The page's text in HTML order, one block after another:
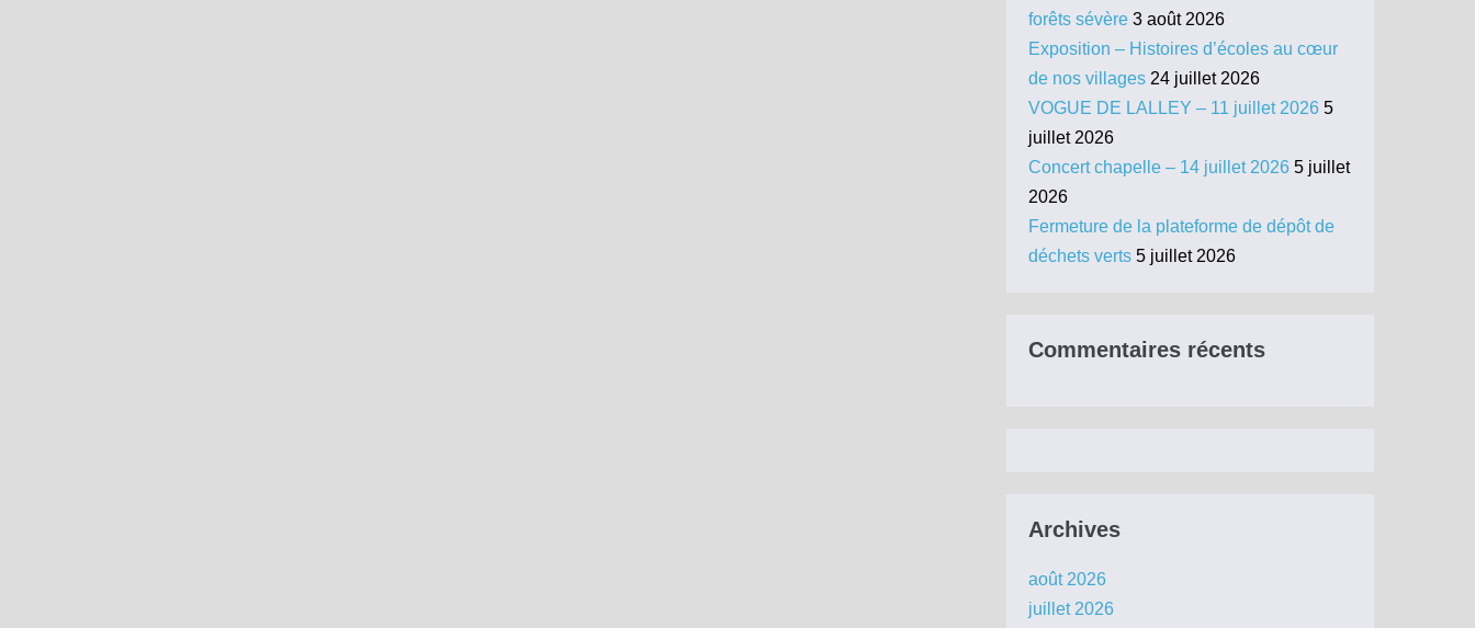
forêts sévère 3 août 2026
Exposition – Histoires d’écoles au cœur
de nos villages 24 juillet 2026
VOGUE DE LALLEY – 11 juillet 2026 5
juillet 2026
Concert chapelle – 14 juillet 2026 5 juillet
2026
Fermeture de la plateforme de dépôt de
déchets verts 5 juillet 2026
Commentaires récents
Archives
août 2026
juillet 2026